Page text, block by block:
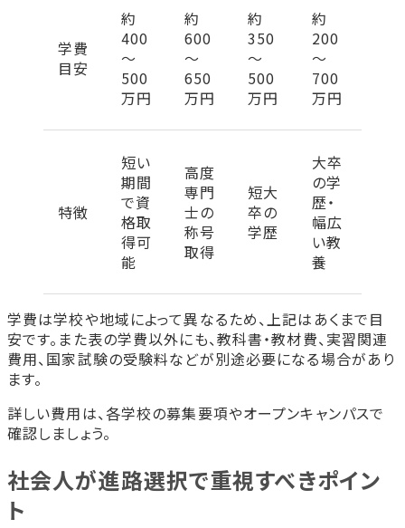
学費
目安
約
400
〜
500
万円
約
600
〜
650
万円
約
350
〜
500
万円
約
200
〜
700
万円
特徴
短い
期間
で資
格取
得可
能
高度
専門
士の
称号
取得
短大
卒の
学歴
大卒
の学
歴・
幅広
い教
養
学費は学校や地域によって異なるため、上記はあくまで目
安です。また表の学費以外にも、教科書・教材費、実習関連
費用、国家試験の受験料などが別途必要になる場合があり
ます。
詳しい費用は、各学校の募集要項やオープンキャンパスで
確認しましょう。
社会人が進路選択で重視すべきポイン
ト